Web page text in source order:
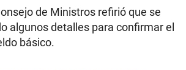
de Ministros refirió que se
algunos detalles para confirmar el
básico.